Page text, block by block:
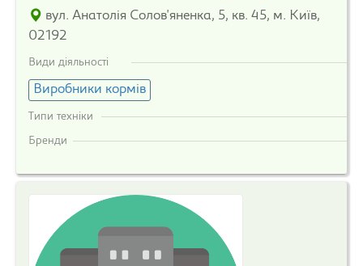
вул. Анатолія Солов'яненка, 5, кв. 45, м. Київ,
02192
Види діяльності
Виробники кормів
Типи техніки
Бренди